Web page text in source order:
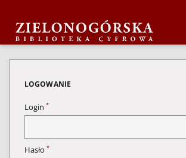
LOGOWANIE
Login *
Hasło *